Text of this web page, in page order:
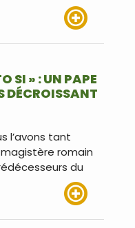
SI » : UN PAPE
DÉCROISSANT
l’avons tant
romain
du